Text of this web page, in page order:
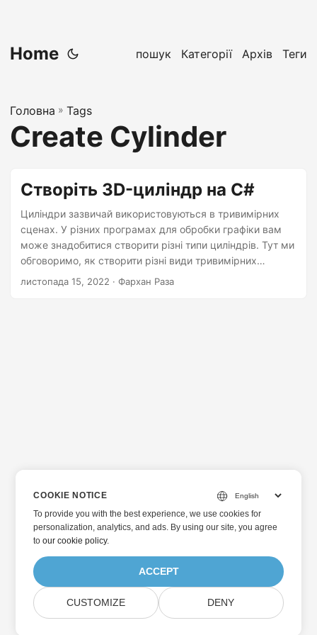
Home пошук Категорії Архів Теги
Головна » Tags
Create Cylinder
Створіть 3D-циліндр на C#
Циліндри зазвичай використовуються в тривимірних
сценах. У різних програмах для обробки графіки вам
може знадобитися створити різні типи циліндрів. Тут ми
обговоримо, як створити різні види тривимірних
циліндрів з різними трансформаціями та варіаціями. У
листопада 15, 2022 · Фархан Раза
COOKIE NOTICE
To provide you with the best experience, we use cookies for
personalization, analytics, and ads. By using our site, you agree
toour cookie policy.
ACCEPT
CUSTOMIZE DENY